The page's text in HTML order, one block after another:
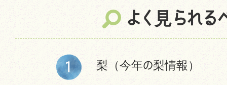
よく見られる
梨（今年の梨情報）